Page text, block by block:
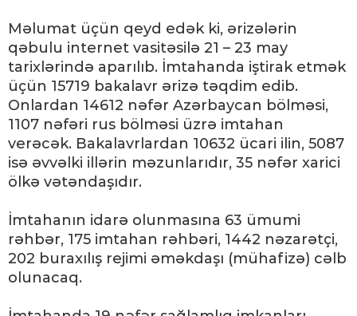
Məlumat üçün qeyd edək ki, ərizələrin
qəbulu internet vasitəsilə 21 – 23 may
tarixlərində aparılıb. İmtahanda iştirak etmək
üçün 15719 bakalavr ərizə təqdim edib.
Onlardan 14612 nəfər Azərbaycan bölməsi,
1107 nəfəri rus bölməsi üzrə imtahan
verəcək. Bakalavrlardan 10632 ücari ilin, 5087
isə əvvəlki illərin məzunlarıdır, 35 nəfər xarici
ölkə vətəndaşıdır.
İmtahanın idarə olunmasına 63 ümumi
rəhbər, 175 imtahan rəhbəri, 1442 nəzarətçi,
202 buraxılış rejimi əməkdaşı (mühafizə) cəlb
olunacaq.